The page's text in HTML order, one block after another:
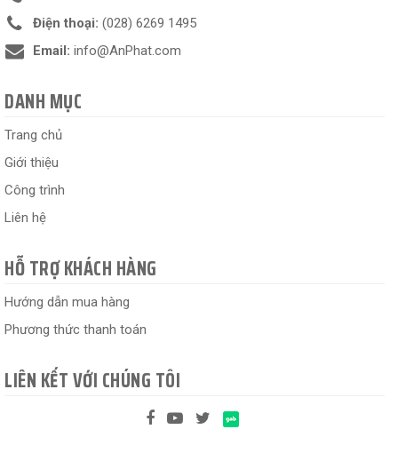
Điện thoại: (028) 6269 1495
Email: info@AnPhat.com
DANH MỤC
Trang chủ
Giới thiệu
Công trình
Liên hệ
HỖ TRỢ KHÁCH HÀNG
Hướng dẫn mua hàng
Phương thức thanh toán
LIÊN KẾT VỚI CHÚNG TÔI